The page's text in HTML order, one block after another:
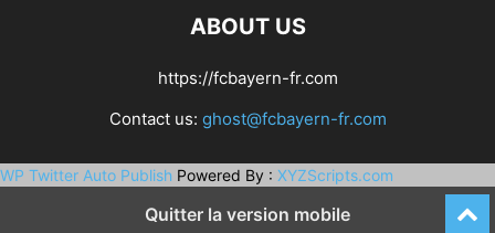
ABOUT US
https://fcbayern-fr.com
Contact us: ghost@fcbayern-fr.com
WP Twitter Auto Publish Powered By : XYZScripts.com
Quitter la version mobile